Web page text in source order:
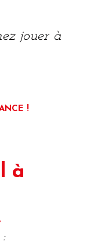
jouer à
!
à